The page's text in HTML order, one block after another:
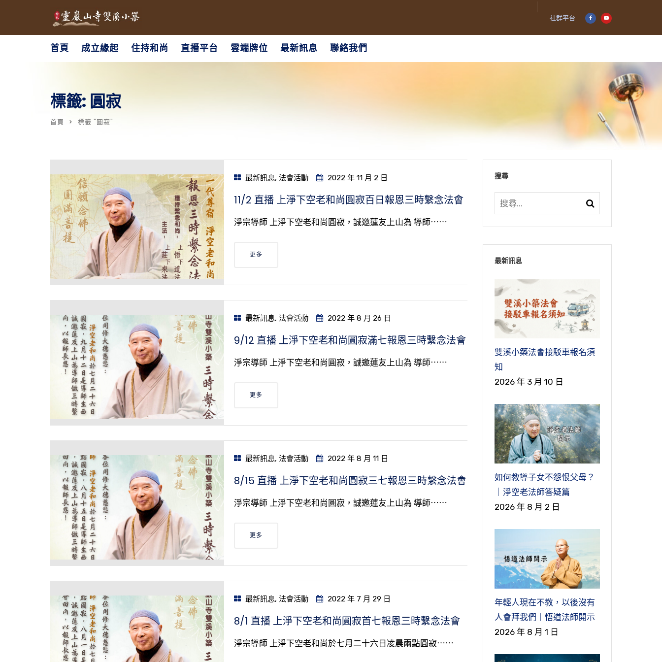
社群平台
首頁 成立緣起 住持和尚 直播平台 雲端牌位 最新訊息 聯絡我們
標籤: 圓寂
首頁 標籤 "圓寂"
最新訊息,法會活動 2022 年 11 月 2 日
11/2 直播 上淨下空老和尚圓寂百日報恩三時繫念法會
淨宗導師 上淨下空老和尚圓寂，誠邀蓮友上山為 導師⋯⋯
更多
最新訊息,法會活動 2022 年 8 月 26 日
9/12 直播 上淨下空老和尚圓寂滿七報恩三時繫念法會
淨宗導師 上淨下空老和尚圓寂，誠邀蓮友上山為 導師⋯⋯
更多
最新訊息,法會活動 2022 年 8 月 11 日
8/15 直播 上淨下空老和尚圓寂三七報恩三時繫念法會
淨宗導師 上淨下空老和尚圓寂，誠邀蓮友上山為 導師⋯⋯
更多
最新訊息,法會活動 2022 年 7 月 29 日
8/1 直播 上淨下空老和尚圓寂首七報恩三時繫念法會
淨宗導師 上淨下空老和尚於七月二十六日凌晨兩點圓寂⋯⋯
搜尋
最新訊息
雙溪小築法會接駁車報名須
知
2026 年 3 月 10 日
如何教導子女不怨恨父母？
｜淨空老法師答疑篇
2026 年 8 月 2 日
年輕人現在不教，以後沒有
人會拜我們｜悟道法師開示
2026 年 8 月 1 日